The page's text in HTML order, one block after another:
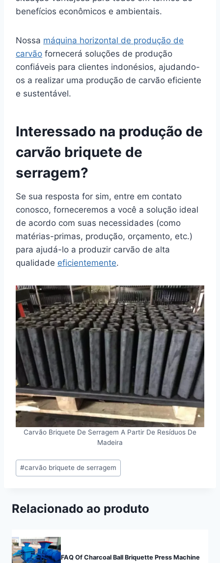
benefícios econômicos e ambientais.
Nossa máquina horizontal de produção de
carvão fornecerá soluções de produção
confiáveis para clientes indonésios, ajudando-
os a realizar uma produção de carvão eficiente
e sustentável.
Interessado na produção de
carvão briquete de
serragem?
Se sua resposta for sim, entre em contato
conosco, forneceremos a você a solução ideal
de acordo com suas necessidades (como
matérias-primas, produção, orçamento, etc.)
para ajudá-lo a produzir carvão de alta
qualidade eficientemente.
Carvão Briquete De Serragem A Partir De Resíduos De
Madeira
Post
Tags:
#carvão briquete de serragem
Relacionado ao produto
FAQ Of Charcoal Ball Briquette Press Machine